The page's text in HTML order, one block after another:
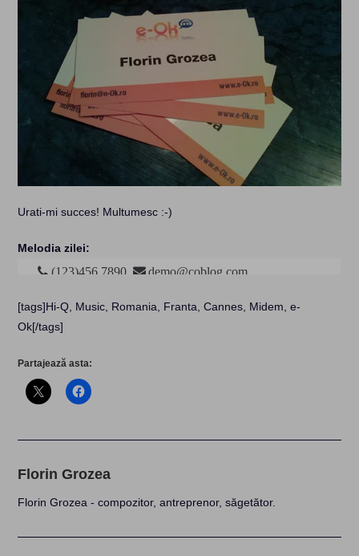
Urati-mi succes! Multumesc :-)
Melodia zilei:
[tags]Hi-Q, Music, Romania, Franta, Cannes, Midem, e-
Ok[/tags]
Partajează asta:
Florin Grozea
Florin Grozea - compozitor, antreprenor, săgetător.